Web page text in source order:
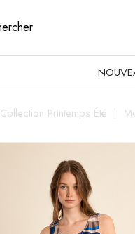
Collection Printemps Été